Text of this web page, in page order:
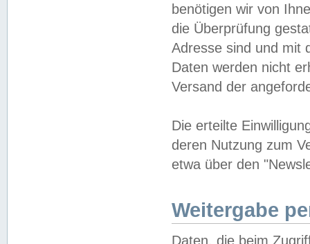
benötigen wir von
die Überprüfung
Adresse sind und mit
Daten werden nicht
Versand der
Die erteilte
deren Nutzung zum
etwa über den
Weitergabe
Daten, die beim